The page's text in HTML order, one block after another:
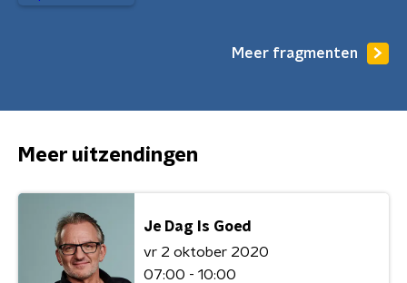
Meer fragmenten
Meer uitzendingen
Je Dag Is Goed
vr 2 oktober 2020
07:00 - 10:00